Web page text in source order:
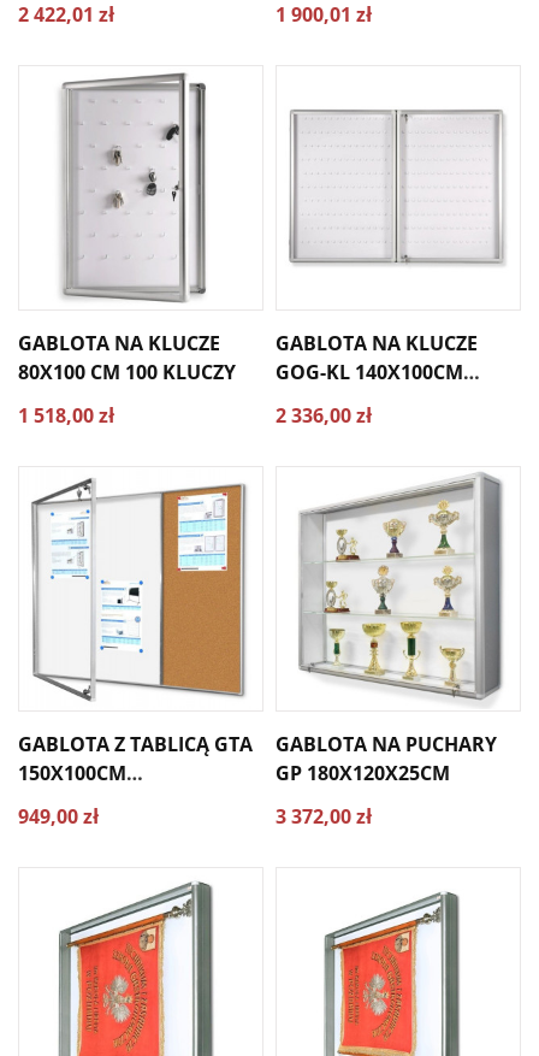
2 422,01 zł
1 900,01 zł
GABLOTA NA KLUCZE
80X100 CM 100 KLUCZY
1 518,00 zł
GABLOTA NA KLUCZE
GOG-KL 140X100CM
2 336,00 zł
GABLOTA Z TABLICĄ GTA
150X100CM
WEWNĘTRZNA
949,00 zł
GABLOTA NA PUCHARY
GP 180X120X25CM
3 372,00 zł